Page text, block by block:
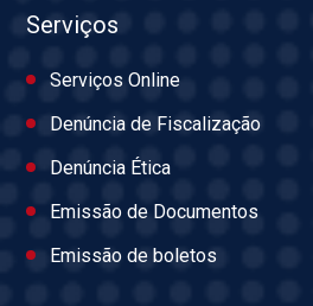
Serviços
Serviços Online
Denúncia de Fiscalização
Denúncia Ética
Emissão de Documentos
Emissão de boletos